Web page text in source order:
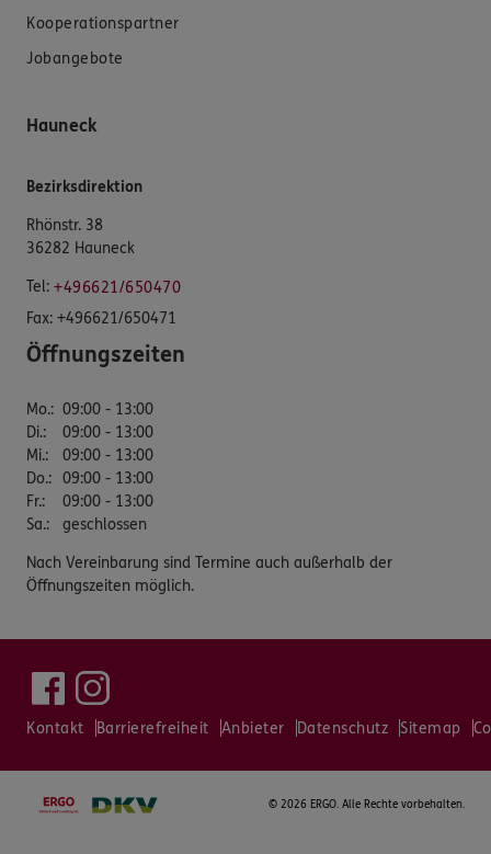
Kooperationspartner
Jobangebote
Hauneck
Bezirksdirektion
Rhönstr. 38
36282 Hauneck
Tel: +496621/650470
Fax: +496621/650471
Öffnungszeiten
Mo.: 09:00 - 13:00
Di.:
09:00 - 13:00
Mi.:
09:00 - 13:00
Do.: 09:00 - 13:00
Fr.:
09:00 - 13:00
Sa.: geschlossen
Nach Vereinbarung sind Termine auch außerhalb der
Öffnungszeiten möglich.
Kontakt Barrierefreiheit Anbieter Datenschutz Sitemap
© 2026 ERGO. Alle Rechte vorbehalten.